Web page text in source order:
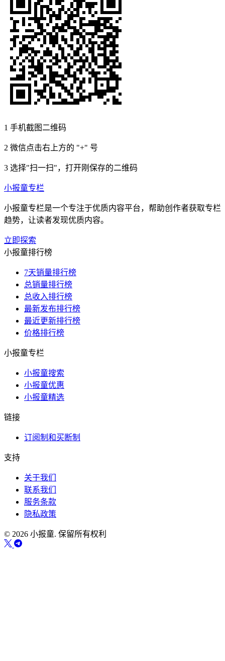
1 手机截图二维码
2 微信点击右上方的 "+" 号
3 选择"扫一扫"，打开刚保存的二维码
小报童专栏
小报童专栏是一个专注于优质内容平台，帮助创作者获取专栏
趋势，让读者发现优质内容。
立即探索
小报童排行榜
7天销量排行榜
总销量排行榜
总收入排行榜
最新发布排行榜
最近更新排行榜
价格排行榜
小报童专栏
小报童搜索
小报童优惠
小报童精选
链接
订阅制和买断制
支持
关于我们
联系我们
服务条款
隐私政策
© 2026 小报童. 保留所有权利